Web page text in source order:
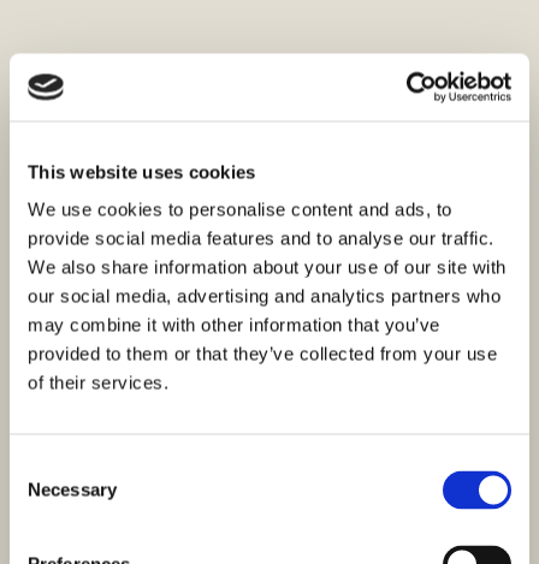
This website uses cookies
We use cookies to personalise content and ads, to
provide social media features and to analyse our traffic.
We also share information about your use of our site with
our social media, advertising and analytics partners who
may combine it with other information that you’ve
provided to them or that they’ve collected from your use
of their services.
Selection
Necessary